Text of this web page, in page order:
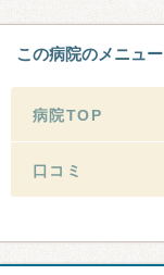
この病院のメニュー
病院TOP
口コミ